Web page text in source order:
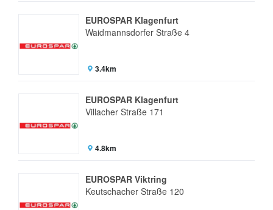
EUROSPAR Klagenfurt
Waidmannsdorfer Straße 4
3.4km
EUROSPAR Klagenfurt
Villacher Straße 171
4.8km
EUROSPAR Viktring
Keutschacher Straße 120